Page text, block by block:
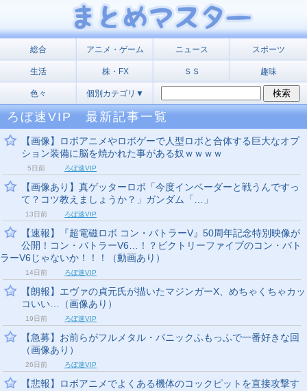
総合 アニメ・ゲーム ニュース スポーツ
生活 株・FX ＳＳ 趣味
色々 個別カテゴリ▼
ろぼ速VIP 最新記事一覧
【画像】ロボアニメやロボゲーで人型ロボと合体する巨大なオプ
ション装備に脳を焼かれた事がある奴ｗｗｗｗ
5日前 ろぼ速VIP
【画像あり】真ゲッターロボ「今度インベーダーと戦うんですっ
て？コツ教えましょうか？」ガンダム「…」
13日前 ろぼ速VIP
【速報】『超電磁ロボ コン・バトラーV』50周年記念特別映像が
公開！コン・バトラーV6…！？ビクトリーファイブのコン・バト
ラーV6じゃないか！！！（動画あり）
14日前 ろぼ速VIP
【朗報】エヴァの貞元氏が描いたマジンガーX、めちゃくちゃカッ
コいい…（画像あり）
19日前 ろぼ速VIP
【急募】お前らがフルメタル・パニックふもっふで一番好きな回
（画像あり）
26日前 ろぼ速VIP
【悲報】ロボアニメでよくある機体のコックピットを直接攻撃す